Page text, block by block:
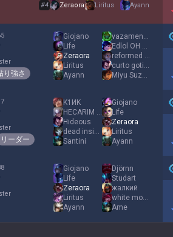
#4 Zeraora Liritus Ayann
り強さ
Giojano
Life
Zeraora
Liritus
Ayann
vazamento tóxico
Edlol OH YEAH
reformed tum tum
curto goticas
Miyu Suzuki
リーダー
K1ИK
HECARIM GAP
Hideous
dead inside
Santini
Giojano
Life
Zeraora
Liritus
Ayann
Giojano
Life
Zeraora
Liritus
Ayann
Djörnn
Studart
жалкий
white monster
Ame